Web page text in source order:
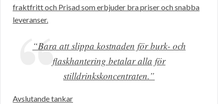
fraktfritt och Prisad som erbjuder bra priser och snabba
leveranser.
“Bara att slippa kostnaden för burk- och
flaskhantering betalar alla för
stilldrinkskoncentraten.”
Avslutande tankar